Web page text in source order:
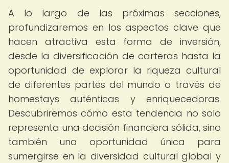
A lo largo de las próximas secciones,
profundizaremos en los aspectos clave que
hacen atractiva esta forma de inversión,
desde la diversificación de carteras hasta la
oportunidad de explorar la riqueza cultural
de diferentes partes del mundo a través de
homestays auténticas y enriquecedoras.
Descubriremos cómo esta tendencia no solo
representa una decisión financiera sólida, sino
también una oportunidad única para
sumergirse en la diversidad cultural global y